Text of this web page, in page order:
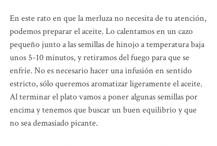
En este rato en que la merluza no necesita de tu atención,
podemos preparar el aceite. Lo calentamos en un cazo
pequeño junto a las semillas de hinojo a temperatura baja
unos 5-10 minutos, y retiramos del fuego para que se
enfríe. No es necesario hacer una infusión en sentido
estricto, sólo queremos aromatizar ligeramente el aceite.
Al terminar el plato vamos a poner algunas semillas por
encima y tenemos que buscar un buen equilibrio y que
no sea demasiado picante.